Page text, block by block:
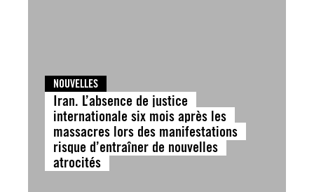
NOUVELLES
Iran. L’absence de justice
internationale six mois après les
massacres lors des manifestations
risque d’entraîner de nouvelles
atrocités